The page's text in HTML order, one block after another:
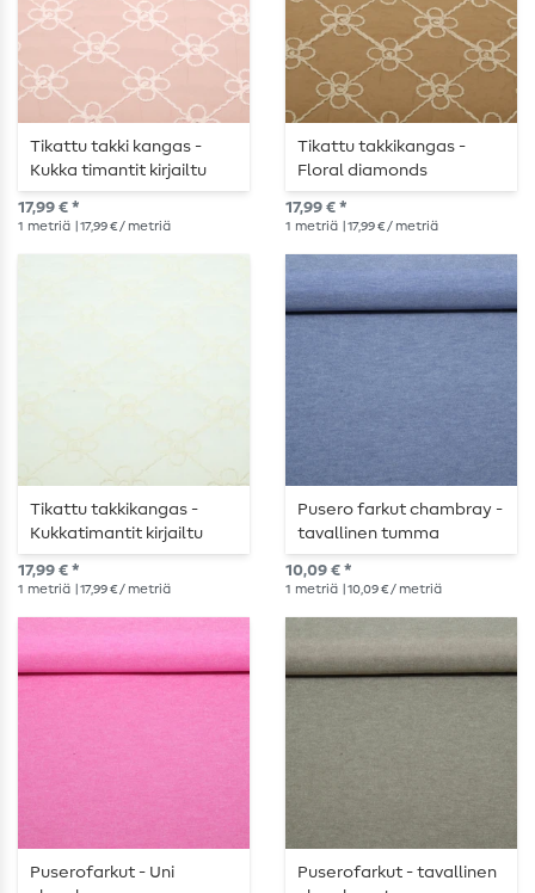
Tikattu takki kangas -
Kukka timantit kirjailtu
vaaleanpunainen
17,99 € *
1 metriä | 17,99 € / metriä
Tikattu takkikangas -
Floral diamonds
embroided caramel
ruskea
17,99 € *
1 metriä | 17,99 € / metriä
Tikattu takkikangas -
Kukkatimantit kirjailtu
ecru värinen
17,99 € *
1 metriä | 17,99 € / metriä
Pusero farkut chambray -
tavallinen tumma
farkkukangas
10,09 € *
1 metriä | 10,09 € / metriä
Puserofarkut - Uni
Puserofarkut - tavallinen